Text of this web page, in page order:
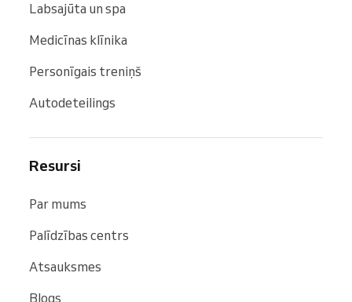
Labsajūta un spa
Medicīnas klīnika
Personīgais treniņš
Autodeteilings
Resursi
Par mums
Palīdzības centrs
Atsauksmes
Blogs